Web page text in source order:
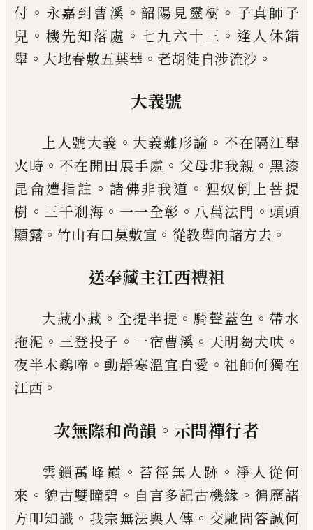
付 。 永嘉到曹溪 。韶陽見靈樹 。 子真師子
兒 。 機先知落處 。 七九六十三 。 逢 人休錯
舉 。 大地春敷五葉華 。 老胡徒自涉流沙 。
大義號
上人號大義 。 大義難形諭 。 不在隔江舉
火時 。 不在開田展手處 。 父母非我親 。黑漆
昆侖遭指註 。 諸佛非我道 。 狸奴倒上菩提
樹 。 三千剎海 。 一一全彰 。 八萬法門 。頭頭
顯露 。 竹山有口莫敷宣 。 從教舉向諸方去 。
送奉藏主江西禮祖
大藏小藏 。 全提半提 。騎聲蓋色 。 帶水
拖泥 。 三登投子 。 一宿曹溪 。 天明芻犬吠 。
夜半木鷄啼 。動靜寒溫宜自愛 。 祖師何獨在
江西 。
次無際和尚韻 。 示問禪行者
雲鎻萬峰巔 。 苔徑無人跡 。淨人從何
來 。 貌古雙瞳碧 。 自言多記古機緣 。 徧歷諸
方叩知識 。 我宗無法與人傳 。 交馳問答誠何